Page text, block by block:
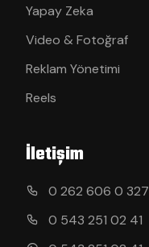
Yapay Zeka
Video & Fotoğraf
Reklam Yönetimi
Reels
İletişim
0 262 606 0 327
0 543 251 02 41